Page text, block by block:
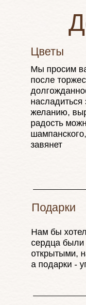
Цветы
Нам бы
сердца
открытыми,
а подарки -
Мы просим
после
насладиться
желанию,
радость
завянет
Подарки